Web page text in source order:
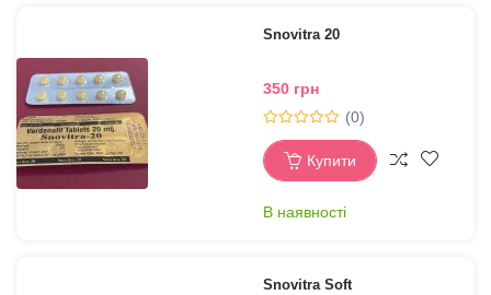
Snovitra 20
350 грн
(0)
Купити
В наявності
Snovitra Soft